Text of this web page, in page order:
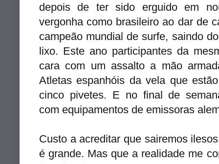
depois de ter sido erguido em
vergonha como brasileiro ao dar de
campeão mundial de surfe, saindo
lixo. Este ano participantes da
cara com um assalto a mão
Atletas espanhóis da vela que
cinco pivetes. E no final de
com equipamentos de emissoras
Custo a acreditar que sairemos
é grande. Mas que a realidade me